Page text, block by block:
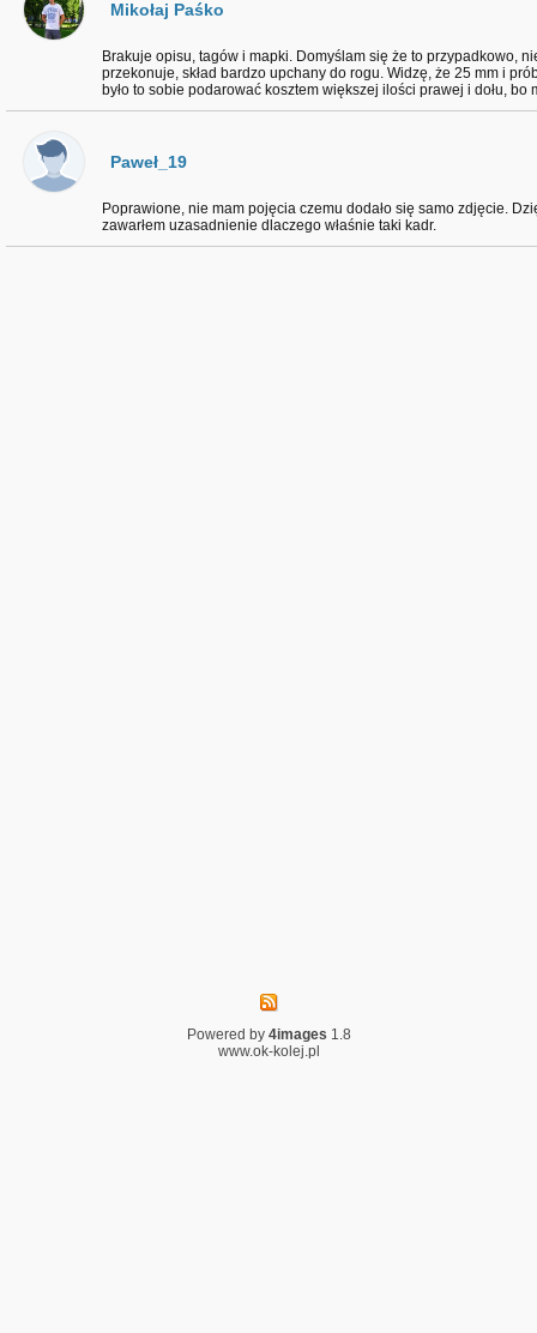
Mikołaj Paśko
Brakuje opisu, tagów i mapki. Domyślam się że to przypadkowo,
przekonuje, skład bardzo upchany do rogu. Widzę, że 25 mm i
było to sobie podarować kosztem większej ilości prawej i dołu, bo
Paweł_19
Poprawione, nie mam pojęcia czemu dodało się samo zdjęcie.
zawarłem uzasadnienie dlaczego właśnie taki kadr.
Powered by 4images 1.8
www.ok-kolej.pl